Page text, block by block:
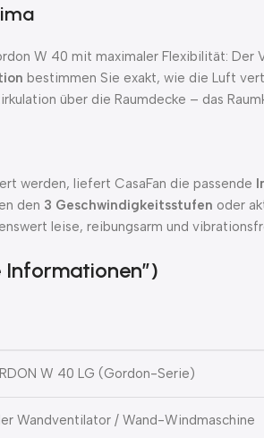
W 40 mit maximaler Flexibilität: Der
bestimmen Sie exakt, wie die Luft
über die Raumdecke – das
werden, liefert CasaFan die passende
den 3 Geschwindigkeitsstufen oder
leise, reibungsarm und
Informationen”)
W 40 LG (Gordon-Serie)
Wandventilator / Wand-Windmaschine